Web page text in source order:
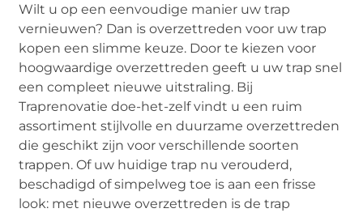
Wilt u op een eenvoudige manier uw trap
vernieuwen? Dan is overzettreden voor uw trap
kopen een slimme keuze. Door te kiezen voor
hoogwaardige overzettreden geeft u uw trap snel
een compleet nieuwe uitstraling. Bij
Traprenovatie doe-het-zelf vindt u een ruim
assortiment stijlvolle en duurzame overzettreden
die geschikt zijn voor verschillende soorten
trappen. Of uw huidige trap nu verouderd,
beschadigd of simpelweg toe is aan een frisse
look: met nieuwe overzettreden is de trap